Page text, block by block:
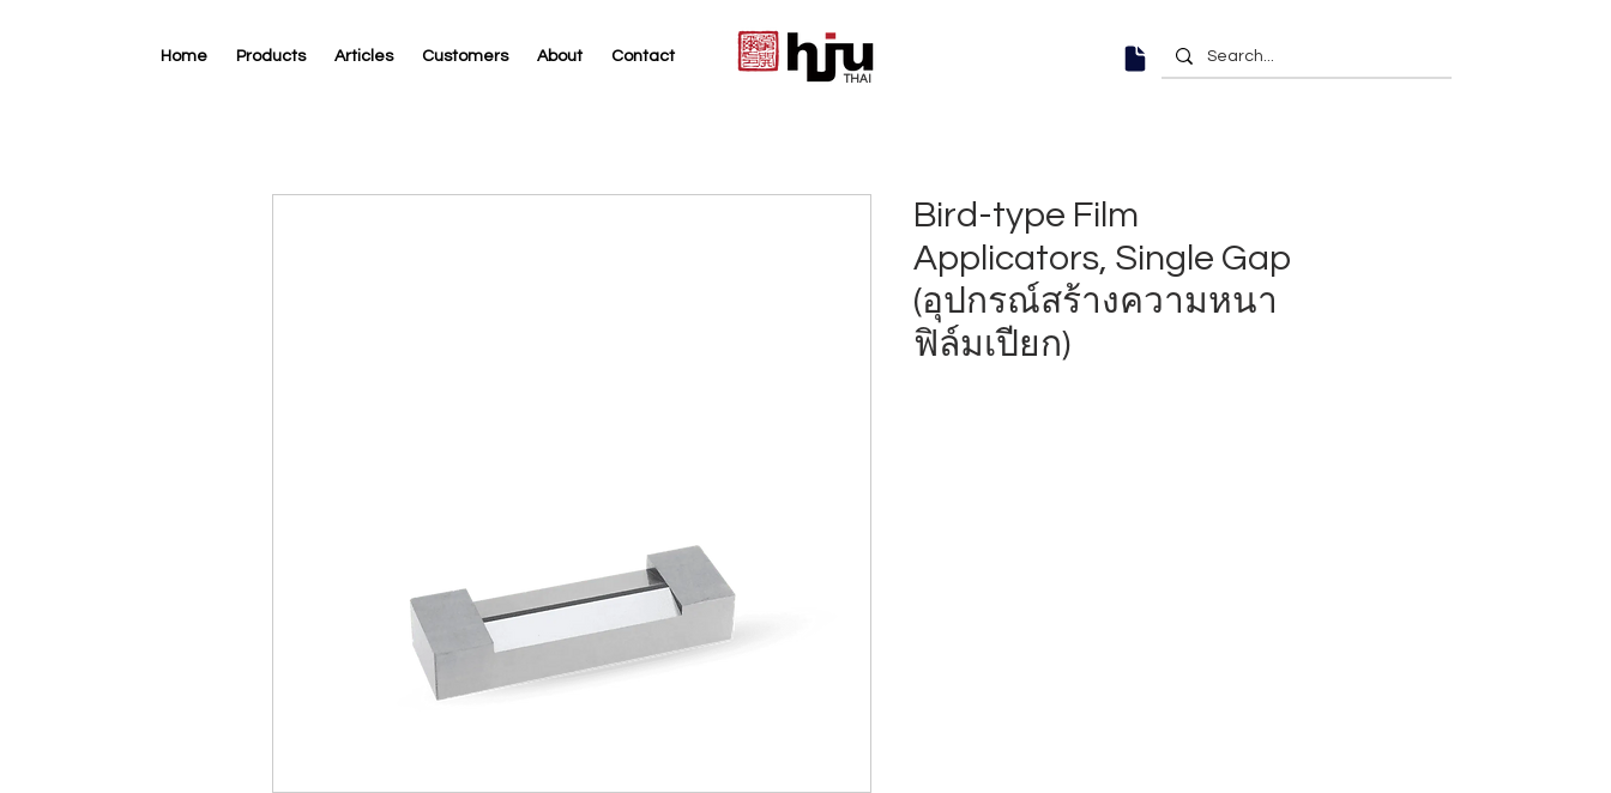
Home Products Articles Customers About Contact
THAI
Bird-type Film
Applicators, Single Gap
(อุปกรณ์สร้างความหนา
ฟิล์มเปียก)